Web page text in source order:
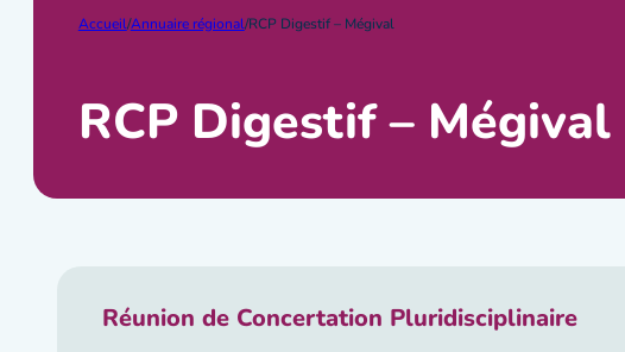
Accueil/Annuaire régional/RCP Digestif – Mégival
RCP Digestif – Mégival
Réunion de Concertation Pluridisciplinaire